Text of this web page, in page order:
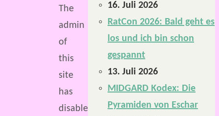
The
admin
of
this
site
has
disabled
16. Juli 2026
RatCon 2026: Bald geht es
los und ich bin schon
gespannt
13. Juli 2026
MIDGARD Kodex: Die
Pyramiden von Eschar